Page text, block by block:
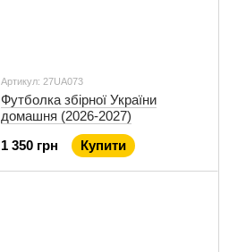
Артикул: 27UA073
Футболка збірної України
домашня (2026-2027)
1 350 грн
Купити